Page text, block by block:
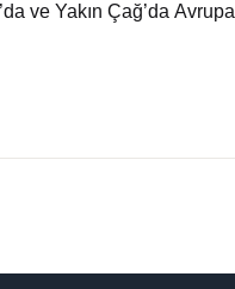
ve Yakın Çağ’da Avrupa